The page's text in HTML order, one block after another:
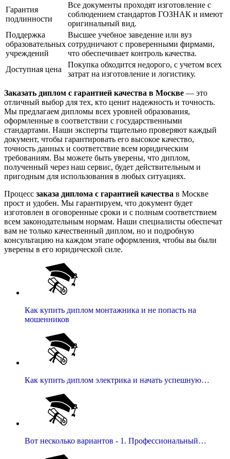
Гарантия
подлинности
Все документы проходят изготовление с
соблюдением стандартов ГОЗНАК и имеют
оригинальный вид.
Поддержка
образовательных
учреждений
Высшее учебное заведение или вуз
сотрудничают с проверенными фирмами,
что обеспечивает контроль качества.
Доступная цена
Покупка обходится недорого, с учетом всех
затрат на изготовление и логистику.
Заказать диплом с гарантией качества в Москве — это
отличный выбор для тех, кто ценит надежность и точность.
Мы предлагаем дипломы всех уровней образования,
оформленные в соответствии с государственными
стандартами. Наши эксперты тщательно проверяют каждый
документ, чтобы гарантировать его высокое качество,
точность данных и соответствие всем юридическим
требованиям. Вы можете быть уверены, что диплом,
полученный через наш сервис, будет действительным и
пригодным для использования в любых ситуациях.
Процесс заказа диплома с гарантией качества в Москве
прост и удобен. Мы гарантируем, что документ будет
изготовлен в оговоренные сроки и с полным соответствием
всем законодательным нормам. Наши специалисты обеспечат
вам не только качественный диплом, но и подробную
консультацию на каждом этапе оформления, чтобы вы были
уверены в его юридической силе.
Как купить диплом монтажника и не попасть на
мошенников
Как купить диплом электрика и начать успешную…
Вот несколько вариантов - 1. Профессиональный…